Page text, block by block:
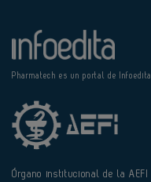
Pharmatech es un portal de Infoedita
Órgano institucional de la AEFI